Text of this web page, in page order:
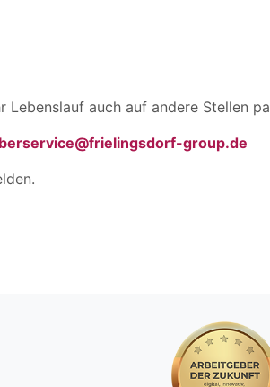
auch auf andere Stellen
group.de